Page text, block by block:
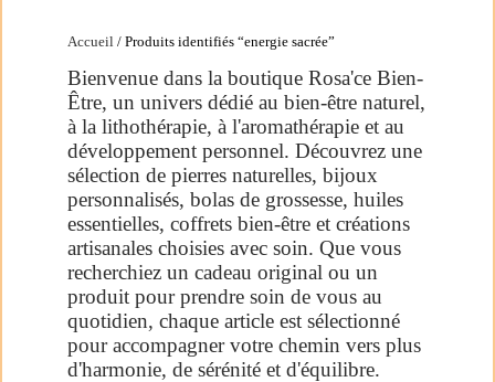
Accueil / Produits identifiés “energie sacrée”
Bienvenue dans la boutique Rosa'ce Bien-
Être, un univers dédié au bien-être naturel,
à la lithothérapie, à l'aromathérapie et au
développement personnel. Découvrez une
sélection de pierres naturelles, bijoux
personnalisés, bolas de grossesse, huiles
essentielles, coffrets bien-être et créations
artisanales choisies avec soin. Que vous
recherchiez un cadeau original ou un
produit pour prendre soin de vous au
quotidien, chaque article est sélectionné
pour accompagner votre chemin vers plus
d'harmonie, de sérénité et d'équilibre.